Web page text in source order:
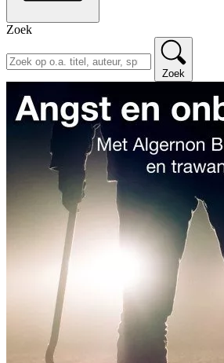
Zoek
Zoek